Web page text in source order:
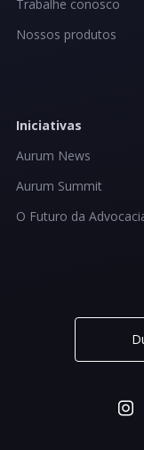
Trabalhe conosco
Nossos produtos
Iniciativas
Aurum News
Aurum Summit
O Futuro da